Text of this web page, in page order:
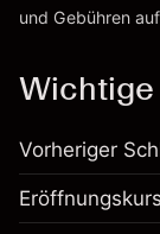
und Gebühren
Vorheriger
Eröffnungskurs